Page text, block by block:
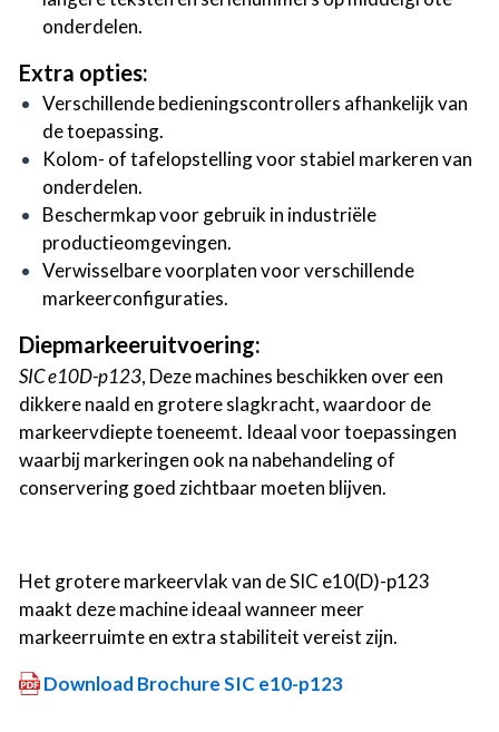
onderdelen.
Extra opties:
Verschillende bedieningscontrollers afhankelijk van
de toepassing.
Kolom- of tafelopstelling voor stabiel markeren van
onderdelen.
Beschermkap voor gebruik in industriële
productieomgevingen.
Verwisselbare voorplaten voor verschillende
markeerconfiguraties.
Diepmarkeeruitvoering:
SIC e10D-p123, Deze machines beschikken over een
dikkere naald en grotere slagkracht, waardoor de
markeervdiepte toeneemt. Ideaal voor toepassingen
waarbij markeringen ook na nabehandeling of
conservering goed zichtbaar moeten blijven.
Het grotere markeervlak van de SIC e10(D)-p123
maakt deze machine ideaal wanneer meer
markeerruimte en extra stabiliteit vereist zijn.
Download Brochure SIC e10-p123